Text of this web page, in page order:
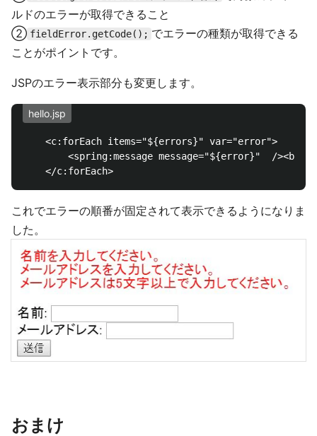
ルドのエラーが取得できること
② fieldError.getCode(); でエラーの種類が取得できる
ことがポイントです。
JSPのエラー表示部分も変更します。
hello.jsp
これでエラーの順番が固定されて表示できるようになりま
した。
おまけ